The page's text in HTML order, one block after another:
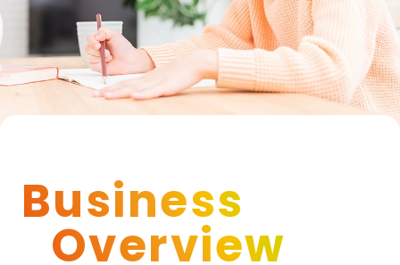
2026年05月16日 メディア掲載
「読売新聞」（2026年5月16日付）に、第一学院
高等学校 浜松キャンパス 卒業生を紹介する記事
か掲載されました。
会の日本代表に選ばれた内容が掲載されました。
読売新聞_夢の舞台4選手へエール_切り抜きPDF
Business
Overview